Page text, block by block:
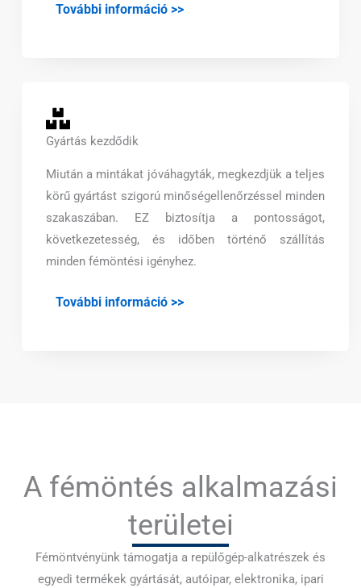
További információ >>
Gyártás kezdődik
Miután a mintákat jóváhagyták, megkezdjük a teljes
körű gyártást szigorú minőségellenőrzéssel minden
szakaszában. EZ biztosítja a pontosságot,
következetesség, és időben történő szállítás
minden fémöntési igényhez.
További információ >>
A fémöntés alkalmazási
területei
Fémöntvényünk támogatja a repülőgép-alkatrészek és
egyedi termékek gyártását, autóipar, elektronika, ipari